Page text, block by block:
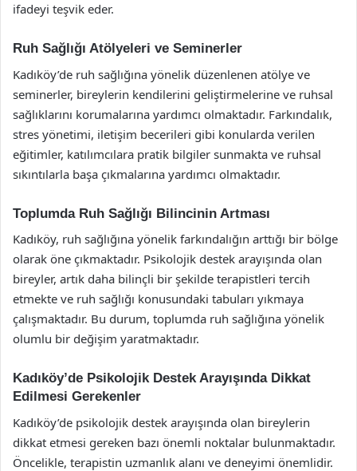
ifadeyi teşvik eder.
Ruh Sağlığı Atölyeleri ve Seminerler
Kadıköy’de ruh sağlığına yönelik düzenlenen atölye ve
seminerler, bireylerin kendilerini geliştirmelerine ve ruhsal
sağlıklarını korumalarına yardımcı olmaktadır. Farkındalık,
stres yönetimi, iletişim becerileri gibi konularda verilen
eğitimler, katılımcılara pratik bilgiler sunmakta ve ruhsal
sıkıntılarla başa çıkmalarına yardımcı olmaktadır.
Toplumda Ruh Sağlığı Bilincinin Artması
Kadıköy, ruh sağlığına yönelik farkındalığın arttığı bir bölge
olarak öne çıkmaktadır. Psikolojik destek arayışında olan
bireyler, artık daha bilinçli bir şekilde terapistleri tercih
etmekte ve ruh sağlığı konusundaki tabuları yıkmaya
çalışmaktadır. Bu durum, toplumda ruh sağlığına yönelik
olumlu bir değişim yaratmaktadır.
Kadıköy’de Psikolojik Destek Arayışında Dikkat
Edilmesi Gerekenler
Kadıköy’de psikolojik destek arayışında olan bireylerin
dikkat etmesi gereken bazı önemli noktalar bulunmaktadır.
Öncelikle, terapistin uzmanlık alanı ve deneyimi önemlidir.